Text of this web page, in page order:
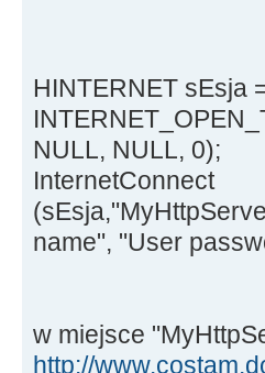
HINTERNET sEsja
NULL, NULL, 0);
InternetConnect
name", "User
w miejsce
http://